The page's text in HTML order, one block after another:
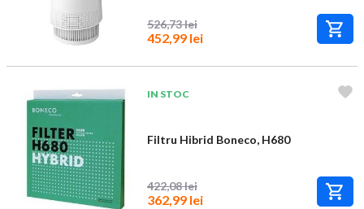
526,73 lei
452,99 lei
IN STOC
Filtru Hibrid Boneco, H680
422,08 lei
362,99 lei